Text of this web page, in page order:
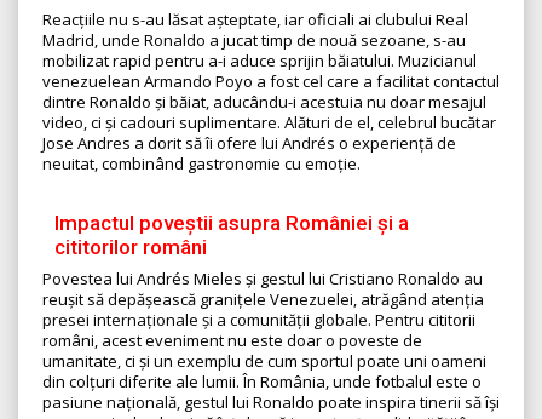
Reacțiile nu s-au lăsat așteptate, iar oficiali ai clubului Real
Madrid, unde Ronaldo a jucat timp de nouă sezoane, s-au
mobilizat rapid pentru a-i aduce sprijin băiatului. Muzicianul
venezuelean Armando Poyo a fost cel care a facilitat contactul
dintre Ronaldo și băiat, aducându-i acestuia nu doar mesajul
video, ci și cadouri suplimentare. Alături de el, celebrul bucătar
Jose Andres a dorit să îi ofere lui Andrés o experiență de
neuitat, combinând gastronomie cu emoție.
Impactul poveștii asupra României și a
cititorilor români
Povestea lui Andrés Mieles și gestul lui Cristiano Ronaldo au
reușit să depășească granițele Venezuelei, atrăgând atenția
presei internaționale și a comunității globale. Pentru cititorii
români, acest eveniment nu este doar o poveste de
umanitate, ci și un exemplu de cum sportul poate uni oameni
din colțuri diferite ale lumii. În România, unde fotbalul este o
pasiune națională, gestul lui Ronaldo poate inspira tinerii să își